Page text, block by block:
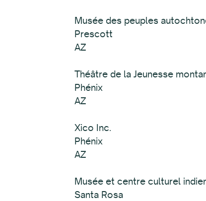
Musée des peuples
Prescott
AZ
Théâtre de la Jeunesse
Phénix
AZ
Xico Inc.
Phénix
AZ
Musée et centre culturel
Santa Rosa